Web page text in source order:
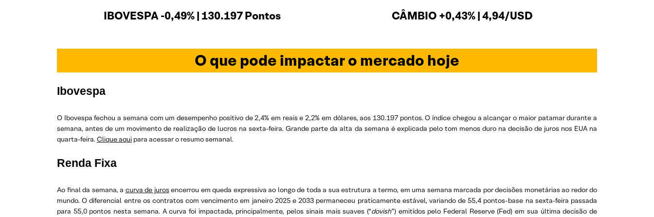
IBOVESPA -0,49% | 130.197 Pontos CÂMBIO +0,43% | 4,94/USD
O que pode impactar o mercado hoje
Ibovespa
O Ibovespa fechou a semana com um desempenho positivo de 2,4% em reais e 2,2% em dólares, aos 130.197 pontos. O índice chegou a alcançar o maior patamar durante a
semana, antes de um movimento de realização de lucros na sexta-feira. Grande parte da alta da semana é explicada pelo tom menos duro na decisão de juros nos EUA na
quarta-feira. Clique aqui para acessar o resumo semanal.
Renda Fixa
Ao final da semana, a curva de juros encerrou em queda expressiva ao longo de toda a sua estrutura a termo, em uma semana marcada por decisões monetárias ao redor do
mundo. O diferencial entre os contratos com vencimento em janeiro 2025 e 2033 permaneceu praticamente estável, variando de 55,4 pontos-base na sexta-feira passada
para 55,0 pontos nesta semana. A curva foi impactada, principalmente, pelos sinais mais suaves (“dovish”) emitidos pelo Federal Reserve (Fed) em sua última decisão de